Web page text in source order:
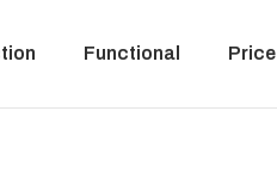
Functional Price